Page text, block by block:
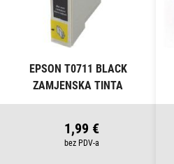
EPSON T0711 BLACK
ZAMJENSKA TINTA
1,99 €